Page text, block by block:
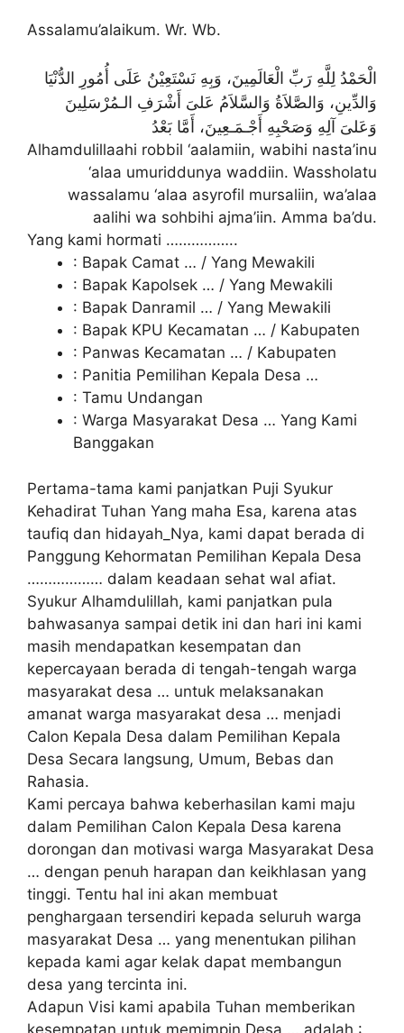
Assalamu’alaikum. Wr. Wb.
الْحَمْدُ لِلَّهِ رَبِّ الْعَالَمِينَ، وَبِهِ نَسْتَعِيْنُ عَلَى أُمُورِ الدُّنْيَا
وَالدِّينِ، وَالصَّلاَةُ وَالسَّلاَمُ عَلىَ أَشْرَفِ الـمُرْسَلِينَ
وَعَلىَ آلِهِ وَصَحْبِهِ أَجْـمَـعِينَ، أَمَّا بَعْدُ
Alhamdulillaahi robbil ‘aalamiin, wabihi nasta’inu
‘alaa umuriddunya waddiin. Wassholatu
wassalamu ‘alaa asyrofil mursaliin, wa’alaa
aalihi wa sohbihi ajma’iin. Amma ba’du.
Yang kami hormati ……………..
: Bapak Camat … / Yang Mewakili
: Bapak Kapolsek … / Yang Mewakili
: Bapak Danramil … / Yang Mewakili
: Bapak KPU Kecamatan … / Kabupaten
: Panwas Kecamatan … / Kabupaten
: Panitia Pemilihan Kepala Desa …
: Tamu Undangan
: Warga Masyarakat Desa … Yang Kami
Banggakan
Pertama-tama kami panjatkan Puji Syukur
Kehadirat Tuhan Yang maha Esa, karena atas
taufiq dan hidayah_Nya, kami dapat berada di
Panggung Kehormatan Pemilihan Kepala Desa
……………… dalam keadaan sehat wal afiat.
Syukur Alhamdulillah, kami panjatkan pula
bahwasanya sampai detik ini dan hari ini kami
masih mendapatkan kesempatan dan
kepercayaan berada di tengah-tengah warga
masyarakat desa … untuk melaksanakan
amanat warga masyarakat desa … menjadi
Calon Kepala Desa dalam Pemilihan Kepala
Desa Secara langsung, Umum, Bebas dan
Rahasia.
Kami percaya bahwa keberhasilan kami maju
dalam Pemilihan Calon Kepala Desa karena
dorongan dan motivasi warga Masyarakat Desa
… dengan penuh harapan dan keikhlasan yang
tinggi. Tentu hal ini akan membuat
penghargaan tersendiri kepada seluruh warga
masyarakat Desa … yang menentukan pilihan
kepada kami agar kelak dapat membangun
desa yang tercinta ini.
Adapun Visi kami apabila Tuhan memberikan
kesempatan untuk memimpin Desa … adalah :